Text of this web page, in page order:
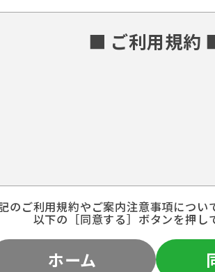
■ ご利用規約
のご利用規約やご案内注意事項につい
以下の［同意する］ボタンを押し
ホーム